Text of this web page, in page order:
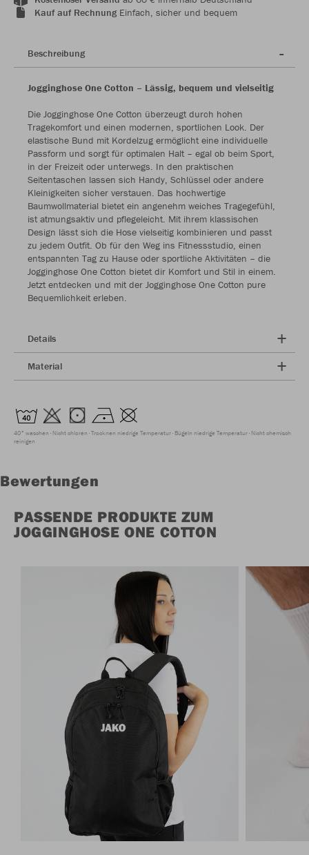
Kauf auf RechnungEinfach, sicher und bequem
Beschreibung
Jogginghose One Cotton – Lässig, bequem und vielseitig
Die Jogginghose One Cotton überzeugt durch hohen
Tragekomfort und einen modernen, sportlichen Look. Der
elastische Bund mit Kordelzug ermöglicht eine individuelle
Passform und sorgt für optimalen Halt – egal ob beim Sport,
in der Freizeit oder unterwegs. In den praktischen
Seitentaschen lassen sich Handy, Schlüssel oder andere
Kleinigkeiten sicher verstauen. Das hochwertige
Baumwollmaterial bietet ein angenehm weiches Tragegefühl,
ist atmungsaktiv und pflegeleicht. Mit ihrem klassischen
Design lässt sich die Hose vielseitig kombinieren und passt
zu jedem Outfit. Ob für den Weg ins Fitnessstudio, einen
entspannten Tag zu Hause oder sportliche Aktivitäten – die
Jogginghose One Cotton bietet dir Komfort und Stil in einem.
Jetzt entdecken und mit der Jogginghose One Cotton pure
Bequemlichkeit erleben.
Details
Material
40° waschen Nicht chloren Trocknen niedrige Temperatur Bügeln niedrige Temperatur Nicht chemisch
reinigen
Bewertungen
PASSENDE PRODUKTE ZUM
JOGGINGHOSE ONE COTTON